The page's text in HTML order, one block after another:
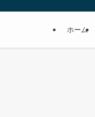
ホーム